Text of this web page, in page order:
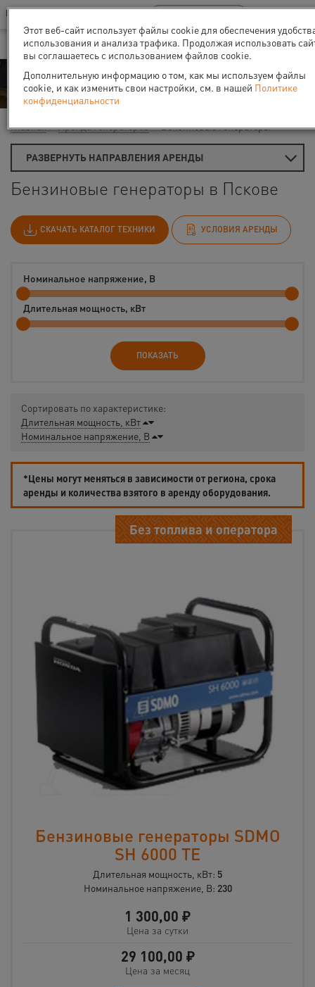
Ваш город:Псков
В Вашем регионе нет наших офисов RU EN
Аренда
Главная Аренда генераторов Бензиновые генераторы
РАЗВЕРНУТЬ НАПРАВЛЕНИЯ АРЕНДЫ
Бензиновые генераторы в Пскове
СКАЧАТЬ КАТАЛОГ ТЕХНИКИ УСЛОВИЯ АРЕНДЫ
Номинальное напряжение, В
Длительная мощность, кВт
ПОКАЗАТЬ
Сортировать по характеристике:
Длительная мощность, кВт
Номинальное напряжение, В
*Цены могут меняться в зависимости от региона, срока
аренды и количества взятого в аренду оборудования.
Без топлива и оператора
Бензиновые генераторы SDMO
SH 6000 TE
Длительная мощность, кВт: 5
Номинальное напряжение, В: 230
1 300,00 ₽
Цена за сутки
29 100,00 ₽
Цена за месяц
Этот веб-сайт использует файлы cookie для обеспечения
использования и анализа трафика. Продолжая использовать
вы соглашаетесь с использованием файлов cookie.
Дополнительную информацию о том, как мы используем файлы
cookie, и как изменить свои настройки, см. в нашей Политике
конфиденциальности